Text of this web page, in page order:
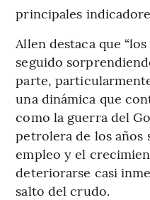
principales
Allen destaca que
seguido
parte,
una dinámica que
como la guerra del
petrolera de los años
empleo y el
deteriorarse casi
salto del crudo.